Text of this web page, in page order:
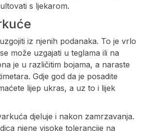
s ljekarom.
iz njenih podanaka. To je vrlo
može uzgajati u teglama ili na
je u različitim bojama, a naraste
Gdje god da je posadite
lijep ukras, a uz to i lijek
djeluje i nakon zamrzavanja.
njene visoke tolerancije na